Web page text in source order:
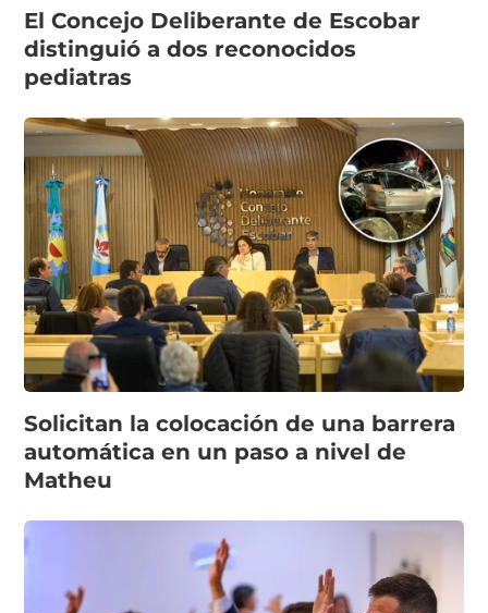
El Concejo Deliberante de Escobar
distinguió a dos reconocidos
pediatras
Solicitan la colocación de una barrera
automática en un paso a nivel de
Matheu